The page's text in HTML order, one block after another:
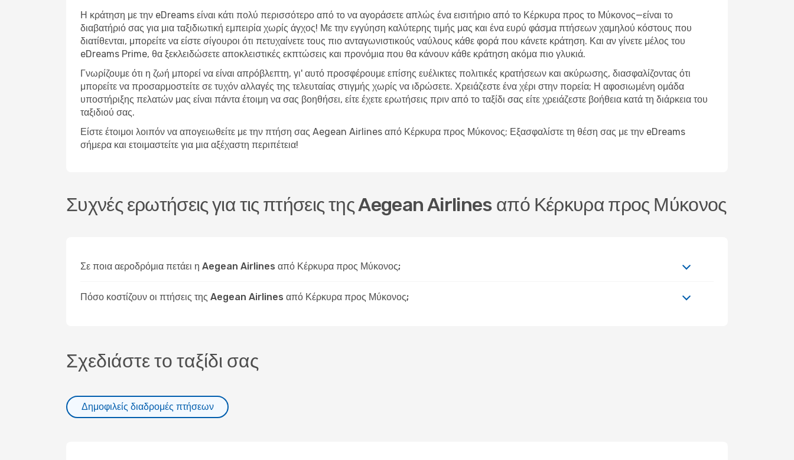
Η κράτηση με την eDreams είναι κάτι πολύ περισσότερο από το να αγοράσετε απλώς ένα εισιτήριο από το Κέρκυρα προς το Μύκονος—είναι το
διαβατήριό σας για μια ταξιδιωτική εμπειρία χωρίς άγχος! Με την εγγύηση καλύτερης τιμής μας και ένα ευρύ φάσμα πτήσεων χαμηλού κόστους που
διατίθενται, μπορείτε να είστε σίγουροι ότι πετυχαίνετε τους πιο ανταγωνιστικούς ναύλους κάθε φορά που κάνετε κράτηση. Και αν γίνετε μέλος του
eDreams Prime, θα ξεκλειδώσετε αποκλειστικές εκπτώσεις και προνόμια που θα κάνουν κάθε κράτηση ακόμα πιο γλυκιά.
Γνωρίζουμε ότι η ζωή μπορεί να είναι απρόβλεπτη, γι' αυτό προσφέρουμε επίσης ευέλικτες πολιτικές κρατήσεων και ακύρωσης, διασφαλίζοντας ότι
μπορείτε να προσαρμοστείτε σε τυχόν αλλαγές της τελευταίας στιγμής χωρίς να ιδρώσετε. Χρειάζεστε ένα χέρι στην πορεία; Η αφοσιωμένη ομάδα
υποστήριξης πελατών μας είναι πάντα έτοιμη να σας βοηθήσει, είτε έχετε ερωτήσεις πριν από το ταξίδι σας είτε χρειάζεστε βοήθεια κατά τη διάρκεια του
ταξιδιού σας.
Είστε έτοιμοι λοιπόν να απογειωθείτε με την πτήση σας Aegean Airlines από Κέρκυρα προς Μύκονος; Εξασφαλίστε τη θέση σας με την eDreams
σήμερα και ετοιμαστείτε για μια αξέχαστη περιπέτεια!
Συχνές ερωτήσεις για τις πτήσεις της Aegean Airlines από Κέρκυρα προς Μύκονος
Σε ποια αεροδρόμια πετάει η Aegean Airlines από Κέρκυρα προς Μύκονος;
Πόσο κοστίζουν οι πτήσεις της Aegean Airlines από Κέρκυρα προς Μύκονος;
Σχεδιάστε το ταξίδι σας
Δημοφιλείς διαδρομές πτήσεων